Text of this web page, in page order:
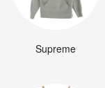
Supreme